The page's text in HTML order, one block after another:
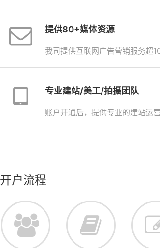
提供80+媒体资源
我司提供互联网广告营销服务超
专业建站/美工/拍摄团队
账户开通后，提供专业的建站运
开户流程